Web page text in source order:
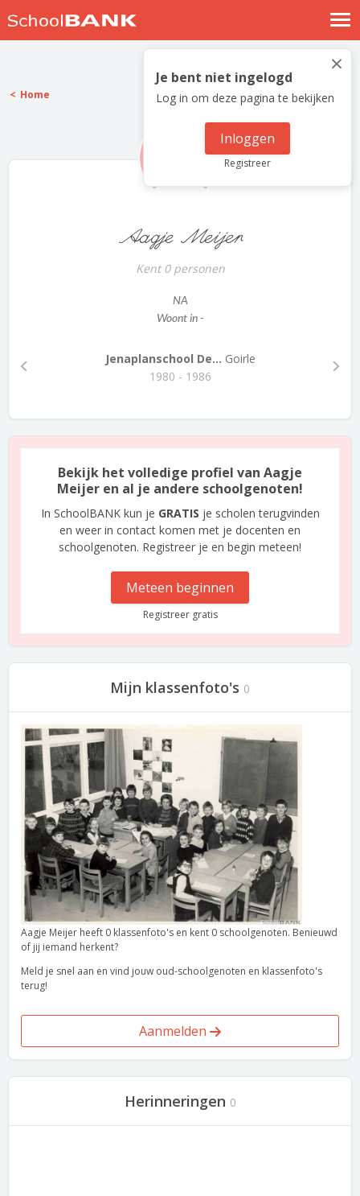
Nostalgische verhalen
Log in
Meld je gratis aan
×
Je bent niet ingelogd
Log in om deze pagina te bekijken
Inloggen
Registreer
Home
Aagje Meijer
Kent 0 personen
NA
Woont in -
Jenaplanschool De... Goirle
1980 - 1986
Bekijk het volledige profiel van Aagje
Meijer en al je andere schoolgenoten!
In SchoolBANK kun je GRATIS je scholen terugvinden
en weer in contact komen met je docenten en
schoolgenoten. Registreer je en begin meteen!
Meteen beginnen
Registreer gratis
Mijn klassenfoto's 0
Aagje Meijer heeft 0 klassenfoto's en kent 0 schoolgenoten. Benieuwd
of jij iemand herkent?
Meld je snel aan en vind jouw oud-schoolgenoten en klassenfoto's
terug!
Aanmelden
Herinneringen 0